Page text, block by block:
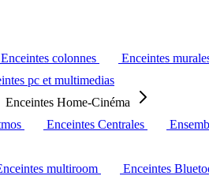
Enceintes colonnes Enceintes
pc et multimedias
Enceintes Home-Cinéma
Enceintes Centrales
multiroom
Enceintes